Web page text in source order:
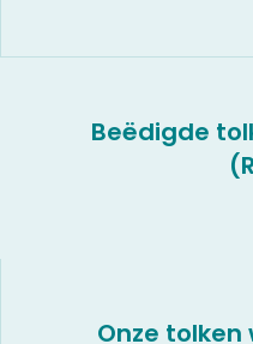
Beëdigde
Onze tolken